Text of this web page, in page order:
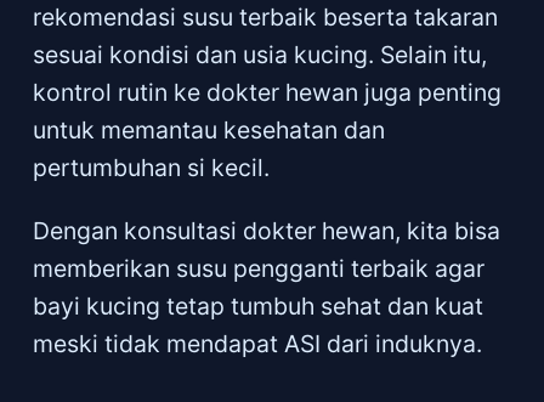
rekomendasi susu terbaik beserta takaran
sesuai kondisi dan usia kucing. Selain itu,
kontrol rutin ke dokter hewan juga penting
untuk memantau kesehatan dan
pertumbuhan si kecil.
Dengan konsultasi dokter hewan, kita bisa
memberikan susu pengganti terbaik agar
bayi kucing tetap tumbuh sehat dan kuat
meski tidak mendapat ASI dari induknya.